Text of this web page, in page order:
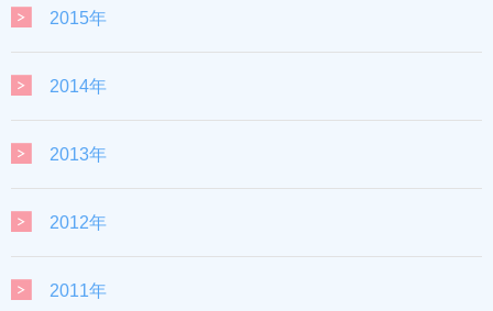
2015年
2014年
2013年
2012年
2011年